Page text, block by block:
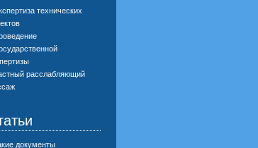
технических
расслабляющий
документы